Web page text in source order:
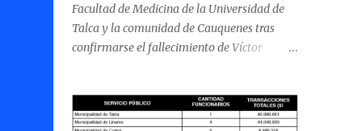
Facultad de Medicina de la Universidad de
Talca y la comunidad de Cauquenes tras
confirmarse el fallecimiento de Víctor
Cauquenes. De acuerdo con los antecedentes
conocidos, el joven se presentó a cumplir su